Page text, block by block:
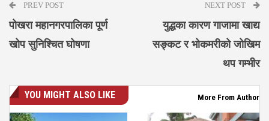
PREV POST
पोखरा महानगरपालिका पूर्ण
खोप सुनिश्चित घोषणा
NEXT POST
युद्धका कारण गाजामा खाद्य
सङ्कट र भोकमरीको जोखिम
थप गम्भीर
YOU MIGHT ALSO LIKE More From Author